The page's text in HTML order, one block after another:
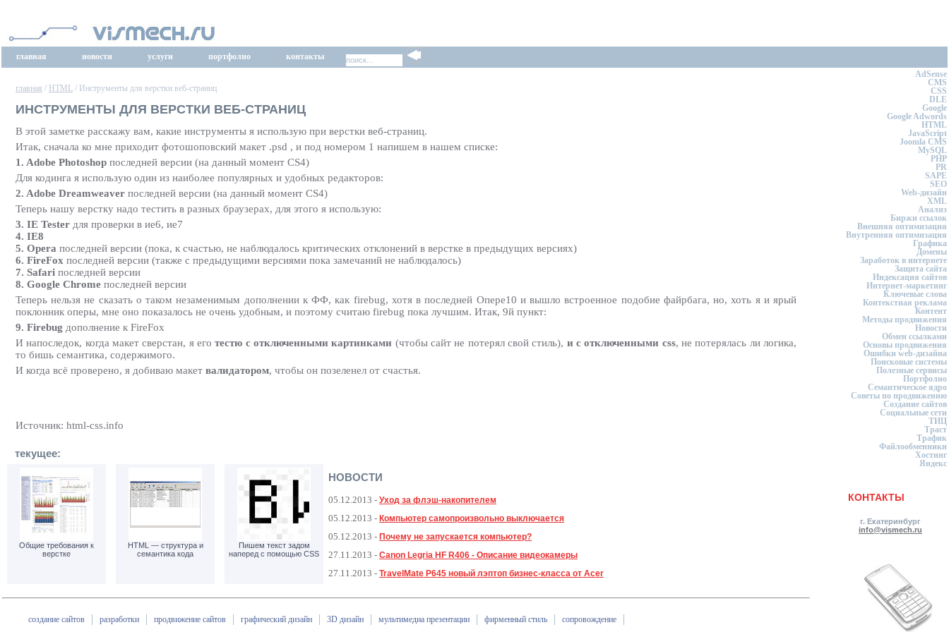
главная новости услуги портфолио контакты
главная / HTML / Инструменты для верстки веб-страниц
ИНСТРУМЕНТЫ ДЛЯ ВЕРСТКИ ВЕБ-СТРАНИЦ
В этой заметке расскажу вам, какие инструменты я использую при верстки веб-страниц.
Итак, сначала ко мне приходит фотошоповский макет .psd , и под номером 1 напишем в нашем списке:
1. Adobe Photoshop последней версии (на данный момент CS4)
Для кодинга я использую один из наиболее популярных и удобных редакторов:
2. Adobe Dreamweaver последней версии (на данный момент CS4)
Теперь нашу верстку надо тестить в разных браузерах, для этого я использую:
3. IE Tester для проверки в ие6, ие7
4. IE8
5. Opera последней версии (пока, к счастью, не наблюдалось критических отклонений в верстке в предыдущих версиях)
6. FireFox последней версии (также с предыдущими версиями пока замечаний не наблюдалось)
7. Safari последней версии
8. Google Chrome последней версии
Теперь нельзя не сказать о таком незаменимым дополнении к ФФ, как firebug, хотя в последней Опере10 и вышло встроенное подобие файрбага, но, хоть я и ярый
поклонник оперы, мне оно показалось не очень удобным, и поэтому считаю firebug пока лучшим. Итак, 9й пункт:
9. Firebug дополнение к FireFox
И напоследок, когда макет сверстан, я еготестю с отключенными картинками (чтобы сайт не потерял свой стиль), и с отключенными css, не потерялась ли логика,
то бишь семантика, содержимого.
И когда всё проверено, я добиваю макет валидатором, чтобы он позеленел от счастья.
Источник: html-css.info
AdSense
CMS
CSS
DLE
Google
Google Adwords
HTML
JavaScript
Joomla CMS
MySQL
PHP
PR
SAPE
SEO
Web-дизайн
XML
Анализ
Биржи ссылок
Внешняя оптимизация
Внутренняя оптимизация
Графика
Домены
Заработок в интернете
Защита сайта
Индексация сайтов
Интернет-маркетинг
Ключевые слова
Контекстная реклама
Контент
Методы продвижения
Новости
Обмен ссылками
Основы продвижения
Ошибки web-дизайна
Поисковые системы
Полезные сервисы
Портфолио
Семантическое ядро
Советы по продвижению
Создание сайтов
Социальные сети
ТИЦ
Траст
Трафик
Файлообменники
Хостинг
Яндекс
КОНТАКТЫ
г. Екатеринбург
info@vismech.ru
текущее:
Общие требования к
верстке
HTML — структура и
семантика кода
Пишем текст задом
наперед с помощью CSS
НОВОСТИ
05.12.2013 - Уход за флэш-накопителем
05.12.2013 - Компьютер самопроизвольно выключается
05.12.2013 - Почему не запускается компьютер?
27.11.2013 - Canon Legria HF R406 - Описание видеокамеры
27.11.2013 - TravelMate P645 новый лэптоп бизнес-класса от Acer
создание сайтов разработки продвижение сайтов графический дизайн 3D дизайн мультимедиа презентации фирменный стиль сопровождение